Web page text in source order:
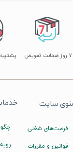
پشتیبانی 7 ۷ روز ضمانت تعویض
سایت
فرصت‌های شغلی
قوانین و مقررات